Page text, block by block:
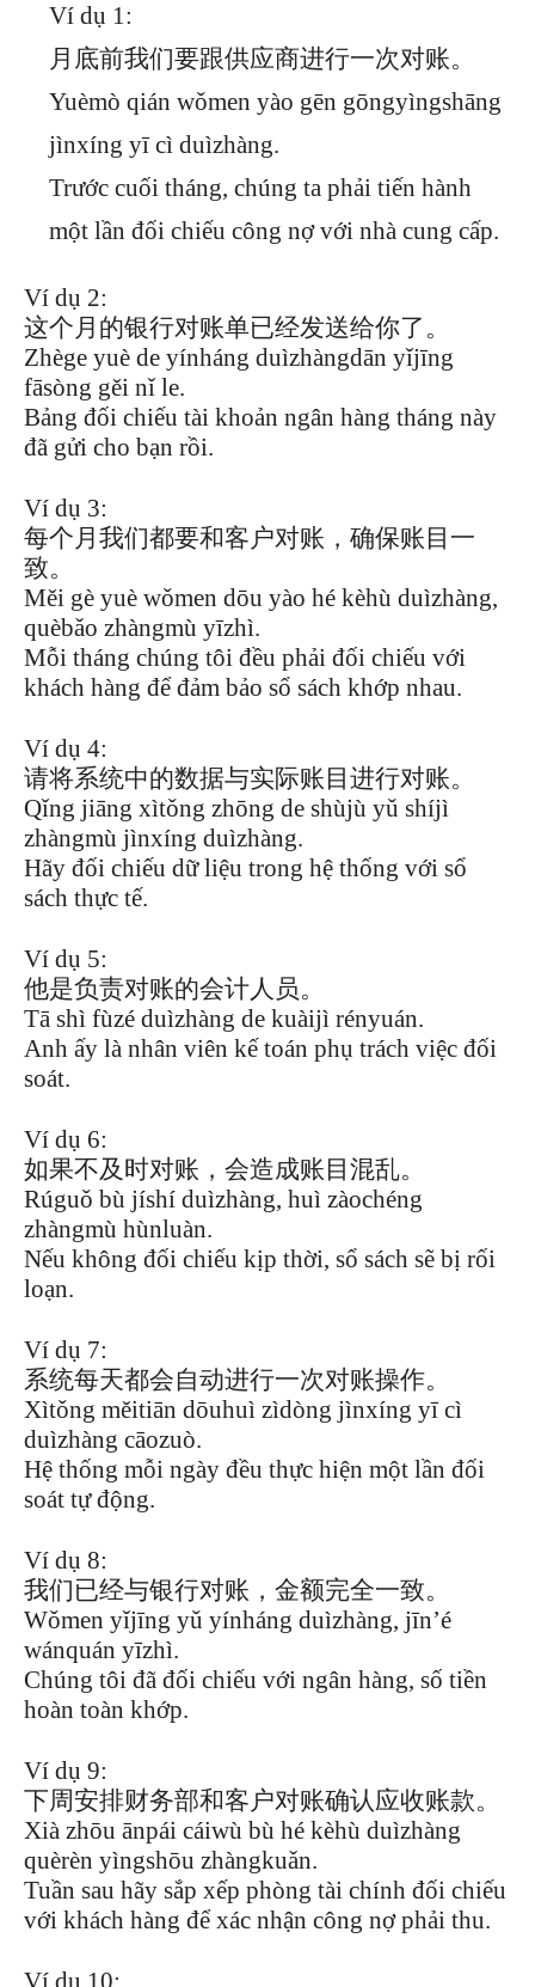
Ví dụ 1:
月底前我们要跟供应商进行一次对账。
Yuèmò qián wǒmen yào gēn gōngyìngshāng
jìnxíng yī cì duìzhàng.
Trước cuối tháng, chúng ta phải tiến hành
một lần đối chiếu công nợ với nhà cung cấp.
Ví dụ 2:
这个月的银行对账单已经发送给你了。
Zhège yuè de yínháng duìzhàngdān yǐjīng
fāsòng gěi nǐ le.
Bảng đối chiếu tài khoản ngân hàng tháng này
đã gửi cho bạn rồi.
Ví dụ 3:
每个月我们都要和客户对账，确保账目一
致。
Měi gè yuè wǒmen dōu yào hé kèhù duìzhàng,
quèbǎo zhàngmù yīzhì.
Mỗi tháng chúng tôi đều phải đối chiếu với
khách hàng để đảm bảo sổ sách khớp nhau.
Ví dụ 4:
请将系统中的数据与实际账目进行对账。
Qǐng jiāng xìtǒng zhōng de shùjù yǔ shíjì
zhàngmù jìnxíng duìzhàng.
Hãy đối chiếu dữ liệu trong hệ thống với sổ
sách thực tế.
Ví dụ 5:
他是负责对账的会计人员。
Tā shì fùzé duìzhàng de kuàijì rényuán.
Anh ấy là nhân viên kế toán phụ trách việc đối
soát.
Ví dụ 6:
如果不及时对账，会造成账目混乱。
Rúguǒ bù jíshí duìzhàng, huì zàochéng
zhàngmù hùnluàn.
Nếu không đối chiếu kịp thời, sổ sách sẽ bị rối
loạn.
Ví dụ 7:
系统每天都会自动进行一次对账操作。
Xìtǒng měitiān dōuhuì zìdòng jìnxíng yī cì
duìzhàng cāozuò.
Hệ thống mỗi ngày đều thực hiện một lần đối
soát tự động.
Ví dụ 8:
我们已经与银行对账，金额完全一致。
Wǒmen yǐjīng yǔ yínháng duìzhàng, jīn’é
wánquán yīzhì.
Chúng tôi đã đối chiếu với ngân hàng, số tiền
hoàn toàn khớp.
Ví dụ 9:
下周安排财务部和客户对账确认应收账款。
Xià zhōu ānpái cáiwù bù hé kèhù duìzhàng
quèrèn yìngshōu zhàngkuǎn.
Tuần sau hãy sắp xếp phòng tài chính đối chiếu
với khách hàng để xác nhận công nợ phải thu.
Ví dụ 10: